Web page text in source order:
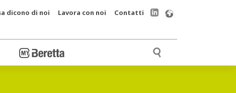
dicono di noi Lavora con noi Contatti